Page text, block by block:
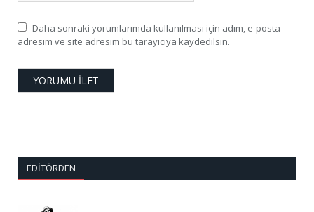
Daha sonraki yorumlarımda kullanılması için adım, e-posta
adresim ve site adresim bu tarayıcıya kaydedilsin.
EDITÖRDEN